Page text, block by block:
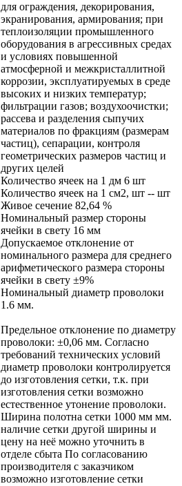
для ограждения, декорирования,
экранирования, армирования; при
теплоизоляции промышленного
оборудования в агрессивных средах
и условиях повышенной
атмосферной и межкристаллитной
коррозии, эксплуатируемых в среде
высоких и низких температур;
фильтрации газов; воздухоочистки;
рассева и разделения сыпучих
материалов по фракциям (размерам
частиц), сепарации, контроля
геометрических размеров частиц и
других целей
Количество ячеек на 1 дм 6 шт
Количество ячеек на 1 см2, шт -- шт
Живое сечение 82,64 %
Номинальный размер стороны
ячейки в свету 16 мм
Допускаемое отклонение от
номинального размера для среднего
арифметического размера стороны
ячейки в свету ±9%
Номинальный диаметр проволоки
1.6 мм.
Предельное отклонение по диаметру
проволоки: ±0,06 мм. Согласно
требований технических условий
диаметр проволоки контролируется
до изготовления сетки, т.к. при
изготовления сетки возможно
естественное утонение проволоки.
Ширина полотна сетки 1000 мм мм.
наличие сетки другой ширины и
цену на неё можно уточнить в
отделе сбыта По согласованию
производителя с заказчиком
возможно изготовление сетки